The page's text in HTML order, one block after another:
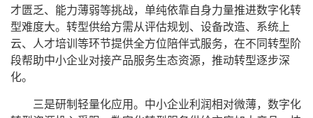
才匮乏、能力薄弱等挑战，单纯依靠自身力量推进数字化转
型难度大。转型供给方需从评估规划、设备改造、系统上
云、人才培训等环节提供全方位陪伴式服务，在不同转型阶
段帮助中小企业对接产品服务生态资源，推动转型逐步深
化。
三是研制轻量化应用。中小企业利润相对微薄，数字化